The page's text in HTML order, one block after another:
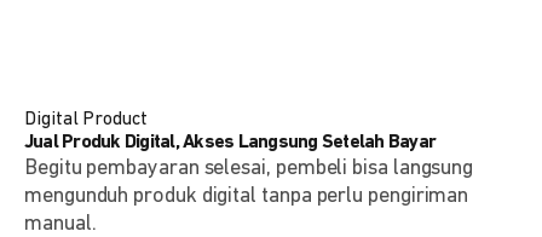
Digital Product
Jual Produk Digital, Akses Langsung Setelah Bayar
Begitu pembayaran selesai, pembeli bisa langsung
mengunduh produk digital tanpa perlu pengiriman
manual.